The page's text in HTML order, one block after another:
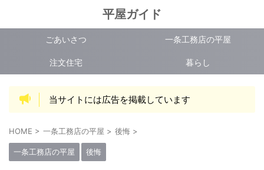
平屋ガイド
ごあいさつ 一条工務店の平屋
注文住宅 暮らし
当サイトには広告を掲載しています
HOME > 一条工務店の平屋 > 後悔 >
一条工務店の平屋 後悔